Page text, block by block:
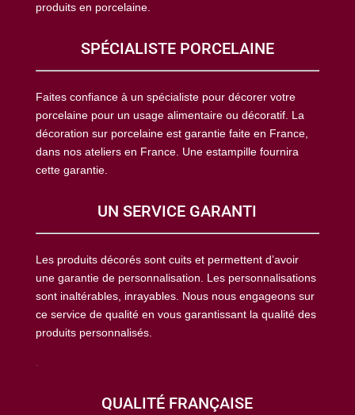
produits en porcelaine.
SPÉCIALISTE PORCELAINE
Faites confiance à un spécialiste pour décorer votre
porcelaine pour un usage alimentaire ou décoratif. La
décoration sur porcelaine est garantie faite en France,
dans nos ateliers en France. Une estampille fournira
cette garantie.
UN SERVICE GARANTI
Les produits décorés sont cuits et permettent d’avoir
une garantie de personnalisation. Les personnalisations
sont inaltérables, inrayables. Nous nous engageons sur
ce service de qualité en vous garantissant la qualité des
produits personnalisés.
QUALITÉ FRANÇAISE